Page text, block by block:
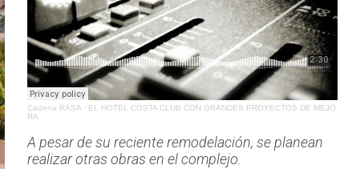
Cadena RASA· EL HOTEL COSTA CLUB CON GRANDES PROYECTOS DE MEJO
RA
A pesar de su reciente remodelación, se planean
realizar otras obras en el complejo.